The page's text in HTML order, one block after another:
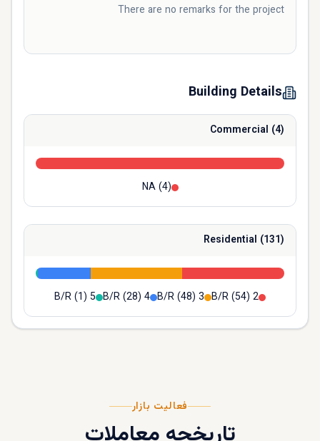
There are no remarks for the project
Building Details
Commercial (4)
NA(4)
Residential (131)
2 B/R
(54)
3 B/R
(48)
4 B/R
(28)
5 B/R
(1)
فعالیت بازار